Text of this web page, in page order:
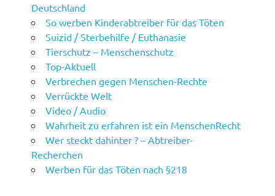
Deutschland
So werben Kinderabtreiber für das Töten
Suizid / Sterbehilfe / Euthanasie
Tierschutz – Menschenschutz
Top-Aktuell
Verbrechen gegen Menschen-Rechte
Verrückte Welt
Video / Audio
Wahrheit zu erfahren ist ein MenschenRecht
Wer steckt dahinter ? – Abtreiber-
Recherchen
Werben für das Töten nach §218